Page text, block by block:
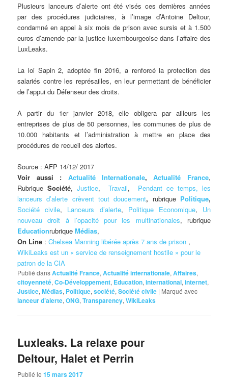
Plusieurs lanceurs d’alerte ont été visés ces dernières années
par des procédures judiciaires, à l’image d’Antoine Deltour,
condamné en appel à six mois de prison avec sursis et à 1.500
euros d’amende par la justice luxembourgeoise dans l’affaire des
LuxLeaks.
La loi Sapin 2, adoptée fin 2016, a renforcé la protection des
salariés contre les représailles, en leur permettant de bénéficier
de l’appui du Défenseur des droits.
A partir du 1er janvier 2018, elle obligera par ailleurs les
entreprises de plus de 50 personnes, les communes de plus de
10.000 habitants et l’administration à mettre en place des
procédures de recueil des alertes.
Source : AFP 14/12/ 2017
Voir aussi : Actualité Internationale, Actualité France,
Rubrique Société,Justice,Travail, Pendant ce temps, les
lanceurs d’alerte crèvent tout doucement, rubrique Politique,
Société civile, Lanceurs d’alerte, Politique Economique, Un
nouveau droit à l’opacité pour les multinationales, rubrique
Educationrubrique Médias,
On Line :Chelsea Manning libérée après 7 ans de prison ,
WikiLeaks est un « service de renseignement hostile » pour le
patron de la CIA
Publié dansActualité France,Actualité internationale,Affaires,
citoyenneté,Co-Développement, Education,international,internet,
Justice,Médias, Politique,société,Société civile | Marqué avec
lanceur d’alerte,ONG,Transparency,WikiLeaks
Luxleaks. La relaxe pour
Deltour, Halet et Perrin
Publié le15 mars 2017